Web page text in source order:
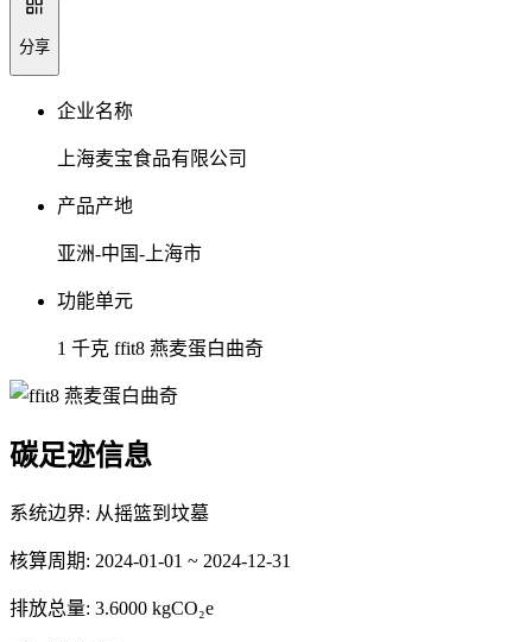
分享
企业名称
上海麦宝食品有限公司
产品产地
亚洲-中国-上海市
功能单元
1 千克 ffit8 燕麦蛋白曲奇
碳足迹信息
系统边界: 从摇篮到坟墓
核算周期: 2024-01-01 ~ 2024-12-31
排放总量: 3.6000 kgCO₂e